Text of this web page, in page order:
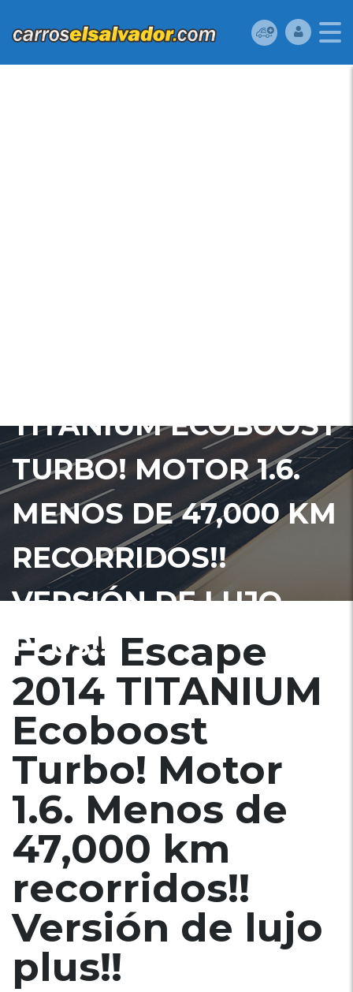
TITANIUM ECOBOOST
TURBO! MOTOR 1.6.
MENOS DE 47,000 KM
RECORRIDOS!!
VERSIÓN DE LUJO
PLUS!!
Ford Escape
2014 TITANIUM
Ecoboost
Turbo! Motor
1.6. Menos de
47,000 km
recorridos!!
Versión de lujo
plus!!